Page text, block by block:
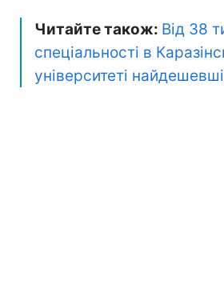
Читайте також: Від 38
спеціальності в
університеті